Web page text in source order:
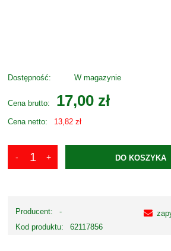
Dostępność: W magazynie
Cena brutto: 17,00 zł
Cena netto: 13,82 zł
DO KOSZYKA
Producent:
-
Kod produktu:
62117856